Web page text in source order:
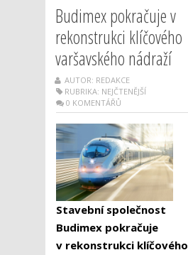
Budimex pokračuje v
rekonstrukci klíčového
varšavského nádraží
AUTOR: REDAKCE
RUBRIKA: NEJČTENĚJŠÍ
0 KOMENTÁŘŮ
Stavební společnost
Budimex pokračuje
v rekonstrukci klíčového